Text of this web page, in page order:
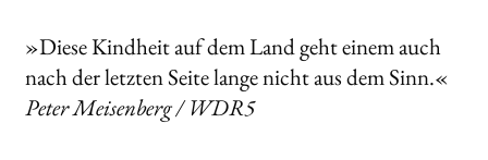
»Diese Kindheit auf dem Land geht einem auch
nach der letzten Seite lange nicht aus dem Sinn.«
Peter Meisenberg / WDR5